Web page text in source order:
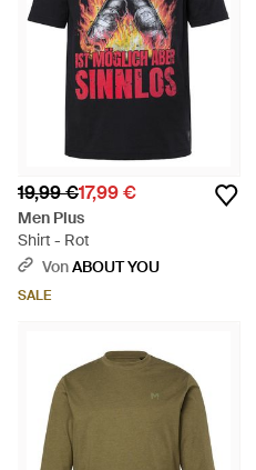
19,99 €17,99 €
Men Plus
Shirt - Rot
VonABOUT YOU
SALE